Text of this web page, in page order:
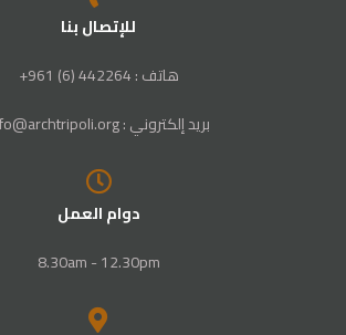
للإتصال بنا
هاتف : 442264 (6) 961+
بريد إلكتروني : info@archtripoli.org
دوام العمل
8.30am - 12.30pm